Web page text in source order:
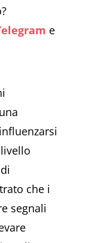
e
che i
segnali